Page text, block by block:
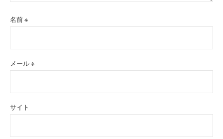
名前※
メール※
サイト